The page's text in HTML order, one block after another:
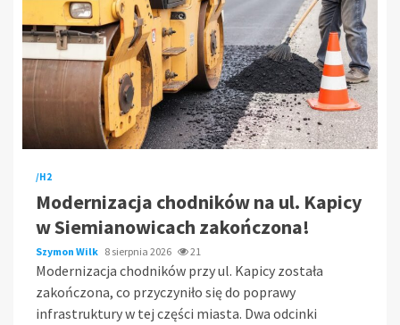
/H2
Modernizacja chodników na ul. Kapicy
w Siemianowicach zakończona!
Szymon Wilk 8 sierpnia 2026 21
Modernizacja chodników przy ul. Kapicy została
zakończona, co przyczyniło się do poprawy
infrastruktury w tej części miasta. Dwa odcinki